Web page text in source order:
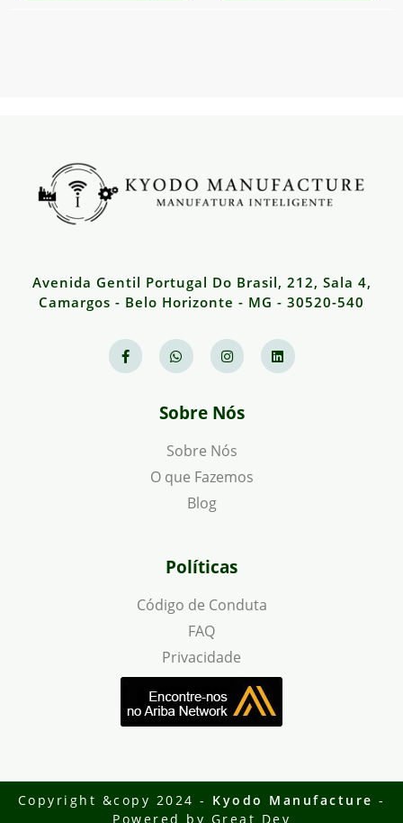
Avenida Gentil Portugal Do Brasil, 212, Sala 4,
Camargos - Belo Horizonte - MG - 30520-540
Sobre Nós
Sobre Nós
O que Fazemos
Blog
Políticas
Código de Conduta
FAQ
Privacidade
Copyright &copy 2024 - Kyodo Manufacture -
Powered by Great Dev